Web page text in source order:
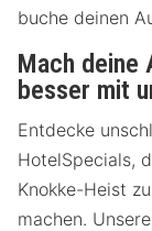
buche deinen
Mach deine
besser mit
Entdecke
HotelSpecials,
Knokke-Heist
machen.